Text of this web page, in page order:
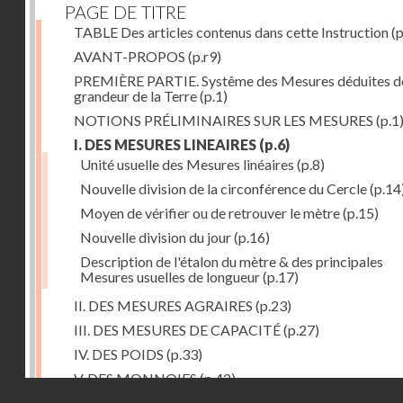
PAGE DE TITRE
TABLE Des articles contenus dans cette Instruction
AVANT-PROPOS (p.r9)
PREMIÈRE PARTIE. Systême des Mesures déduites
grandeur de la Terre(p.1)
NOTIONS PRÉLIMINAIRES SUR LES MESURES (p.1)
I. DES MESURES LINEAIRES (p.6)
Unité usuelle des Mesures linéaires (p.8)
Nouvelle division de la circonférence du Cercle
Moyen de vérifier ou de retrouver le mètre(p.15)
Nouvelle division du jour(p.16)
Description de l'étalon du mètre & des principales
Mesures usuelles de longueur(p.17)
II. DES MESURES AGRAIRES (p.23)
III. DES MESURES DE CAPACITÉ(p.27)
IV. DES POIDS (p.33)
V. DES MONNOIES(p.42)